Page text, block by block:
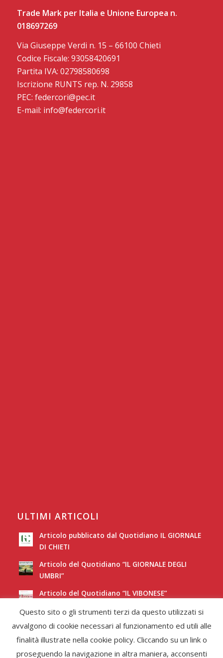
Trade Mark per Italia e Unione Europea n.
018697269
Via Giuseppe Verdi n. 15 – 66100 Chieti
Codice Fiscale: 93058420691
Partita IVA: 02798580698
Iscrizione RUNTS rep. N. 29858
PEC: federcori@pec.it
E-mail: info@federcori.it
ULTIMI ARTICOLI
Articolo pubblicato dal Quotidiano IL GIORNALE
DI CHIETI
Articolo del Quotidiano “IL GIORNALE DEGLI
UMBRI”
Articolo del Quotidiano “IL VIBONESE”
Articolo del Quotidiano “LA NUOVA SARDEGNA”
Questo sito o gli strumenti terzi da questo utilizzati si
avvalgono di cookie necessari al funzionamento ed utili alle
finalità illustrate nella cookie policy. Cliccando su un link o
proseguendo la navigazione in altra maniera, acconsenti